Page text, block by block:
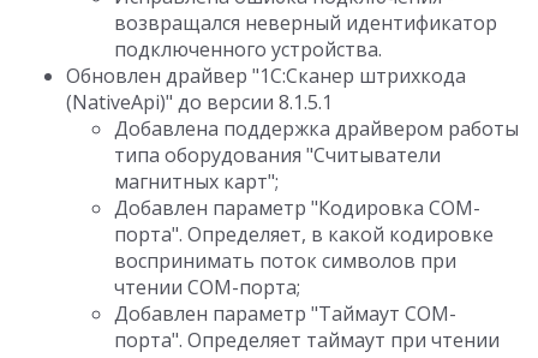
возвращался неверный идентификатор
подключенного устройства.
Обновлен драйвер "1C:Сканер штрихкода
(NativeApi)" до версии 8.1.5.1
Добавлена поддержка драйвером работы
типа оборудования "Считыватели
магнитных карт";
Добавлен параметр "Кодировка COM-
порта". Определяет, в какой кодировке
воспринимать поток символов при
чтении COM-порта;
Добавлен параметр "Таймаут COM-
порта". Определяет таймаут при чтении